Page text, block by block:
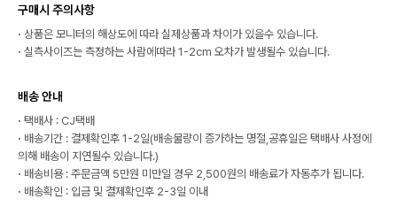
구매시 주의사항
· 상품은 모니터의 해상도에 따라 실제상품과 차이가 있을수 있습니다.
· 실측사이즈는 측정하는 사람에따라 1-2cm 오차가 발생될수 있습니다.
배송 안내
· 택배사 : CJ택배
· 배송기간 : 결제확인후 1-2일(배송물량이 증가하는 명절,공휴일은 택배사 사정에
의해 배송이 지연될수 있습니다.)
· 배송비용 : 주문금액 5만원 미만일 경우 2,500원의 배송료가 자동추가 됩니다.
· 배송확인 : 입금 및 결제확인후 2-3일 이내